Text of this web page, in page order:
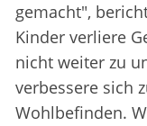
gemacht",
Kinder verliere
nicht weiter zu
verbessere sich
Wohlbefinden.